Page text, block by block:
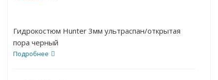
Гидрокостюм Hunter 3мм ультраспан/открытая
пора черный
Подробнее